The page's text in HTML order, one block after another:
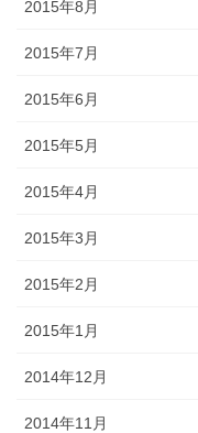
2015年8月
2015年7月
2015年6月
2015年5月
2015年4月
2015年3月
2015年2月
2015年1月
2014年12月
2014年11月